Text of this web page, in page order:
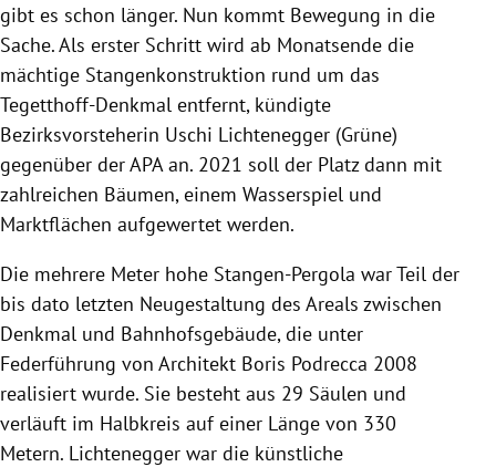
Untermenü
gibt es schon länger. Nun kommt Bewegung in die
Sache. Als erster Schritt wird ab Monatsende die
mächtige Stangenkonstruktion rund um das
Tegetthoff-Denkmal entfernt, kündigte
Bezirksvorsteherin Uschi Lichtenegger (Grüne)
gegenüber der APA an. 2021 soll der Platz dann mit
zahlreichen Bäumen, einem Wasserspiel und
Marktflächen aufgewertet werden.
Die mehrere Meter hohe Stangen-Pergola war Teil der
bis dato letzten Neugestaltung des Areals zwischen
Denkmal und Bahnhofsgebäude, die unter
Federführung von Architekt Boris Podrecca 2008
realisiert wurde. Sie besteht aus 29 Säulen und
verläuft im Halbkreis auf einer Länge von 330
Metern. Lichtenegger war die künstliche